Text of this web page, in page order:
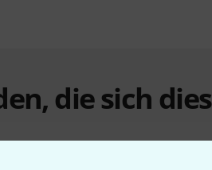
die sich